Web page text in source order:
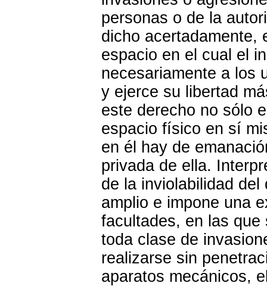
personas o de la
dicho acertadamente,
espacio en el cual el
necesariamente a los
y ejerce su libertad
este derecho no sólo
espacio físico en sí
en él hay de
privada de ella.
de la inviolabilidad
amplio e impone una
facultades, en las que
toda clase de
realizarse sin
aparatos mecánicos,